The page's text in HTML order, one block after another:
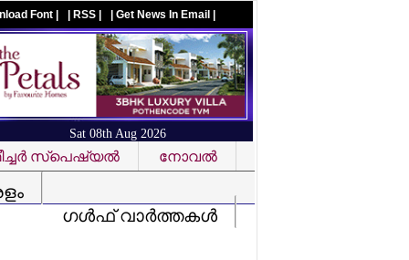
Font | | RSS | | Get News In Email |
Sat 08th Aug 2026
സ്‌പെഷ്യല്‍
നോവല്‍
ഗള്‍ഫ് വാര്‍ത്തകള്‍